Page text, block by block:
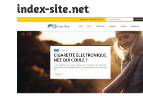
index-site.net